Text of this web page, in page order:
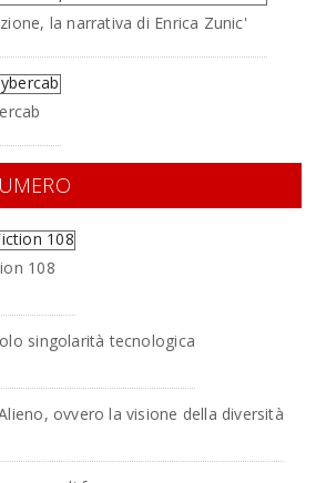
la narrativa di Enrica Zunic'
108
singolarità tecnologica
ovvero la visione della diversità